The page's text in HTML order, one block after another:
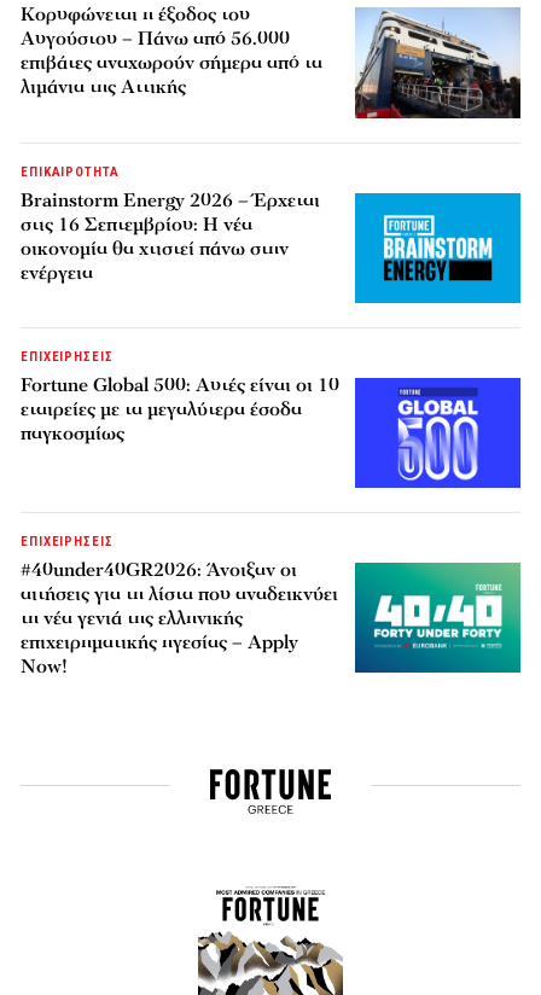
Κορυφώνεται η έξοδος του
Αυγούστου – Πάνω από 56.000
επιβάτες αναχωρούν σήμερα από τα
λιμάνια της Αττικής
ΕΠΙΚΑΙΡΟΤΗΤΑ
Brainstorm Energy 2026 – Έρχεται
στις 16 Σεπτεμβρίου: Η νέα
οικονομία θα χτιστεί πάνω στην
ενέργεια
ΕΠΙΧΕΙΡΗΣΕΙΣ
Fortune Global 500: Αυτές είναι οι 10
εταιρείες με τα μεγαλύτερα έσοδα
παγκοσμίως
ΕΠΙΧΕΙΡΗΣΕΙΣ
#40under40GR2026: Άνοιξαν οι
αιτήσεις για τη λίστα που αναδεικνύει
τη νέα γενιά της ελληνικής
επιχειρηματικής ηγεσίας – Apply
Now!